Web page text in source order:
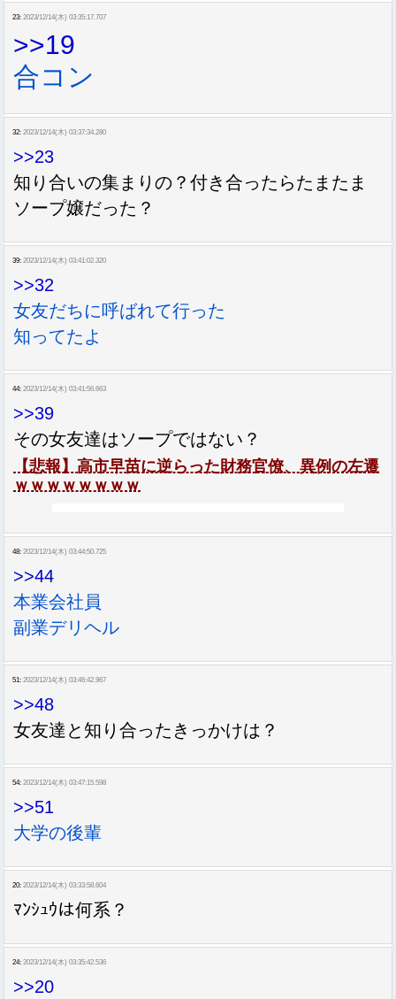
23: 2023/12/14(木) 03:35:17.707
>>19
合コン
32: 2023/12/14(木) 03:37:34.280
>>23
知り合いの集まりの？付き合ったらたまたま
ソープ嬢だった？
39: 2023/12/14(木) 03:41:02.320
>>32
女友だちに呼ばれて行った
知ってたよ
44: 2023/12/14(木) 03:41:56.663
>>39
その女友達はソープではない？
【悲報】高市早苗に逆らった財務官僚、異例の左遷
ｗｗｗｗｗｗｗｗ
48: 2023/12/14(木) 03:44:50.725
>>44
本業会社員
副業デリヘル
51: 2023/12/14(木) 03:46:42.967
>>48
女友達と知り合ったきっかけは？
54: 2023/12/14(木) 03:47:15.598
>>51
大学の後輩
20: 2023/12/14(木) 03:33:58.604
ﾏﾝｼｭｳは何系？
24: 2023/12/14(木) 03:35:42.536
>>20